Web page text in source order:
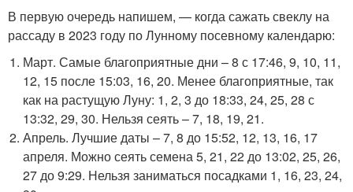
В первую очередь напишем, — когда сажать свеклу на
рассаду в 2023 году по Лунному посевному календарю:
Март. Самые благоприятные дни – 8 с 17:46, 9, 10, 11,
12, 15 после 15:03, 16, 20. Менее благоприятные, так
как на растущую Луну: 1, 2, 3 до 18:33, 24, 25, 28 с
13:32, 29, 30. Нельзя сеять – 7, 18, 19, 21.
Апрель. Лучшие даты – 7, 8 до 15:52, 12, 13, 16, 17
апреля. Можно сеять семена 5, 21, 22 до 13:02, 25, 26,
27 до 9:29. Нельзя заниматься посадками 1, 16, 23, 24,